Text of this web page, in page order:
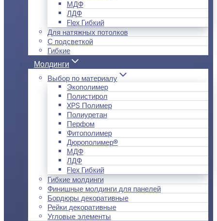
МДФ
ЛДФ
Flex Гибкий
Для натяжных потолков
С подсветкой
Гибкие
Молдинги
Выбор по материалу
Экополимер
Полистирол
XPS Полимер
Полиуретан
Перфом
Фитополимер
Дюрополимер®
МДФ
ЛДФ
Flex Гибкий
Гибкие молдинги
Финишные молдинги для панелей
Бордюры декоративные
Рейки декоративные
Угловые элементы